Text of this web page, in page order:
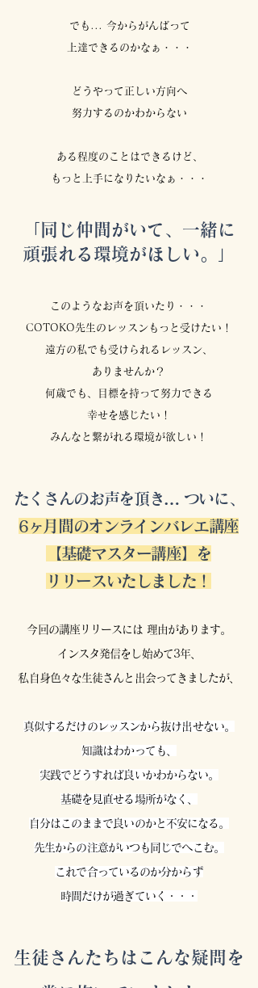
でも... 今からがんばって
上達できるのかなぁ・・・
どうやって正しい方向へ
努力するのかわからない
ある程度のことはできるけど、
もっと上手になりたいなぁ・・・
「同じ仲間がいて、一緒に
頑張れる環境がほしい。」
このようなお声を頂いたり・・・
COTOKO先生のレッスンもっと受けたい！
遠方の私でも受けられるレッスン、
ありませんか？
何歳でも、目標を持って努力できる
幸せを感じたい！
みんなと繋がれる環境が欲しい！
たくさんのお声を頂き… ついに、
6ヶ月間のオンラインバレエ講座
【基礎マスター講座】を
リリースいたしました！
今回の講座リリースには 理由があります。
インスタ発信をし始めて3年、
私自身色々な生徒さんと出会ってきましたが、
真似するだけのレッスンから抜け出せない。
知識はわかっても、
実践でどうすれば良いかわからない。
基礎を見直せる場所がなく、
自分はこのままで良いのかと不安になる。
先生からの注意がいつも同じでへこむ。
これで合っているのか分からず
時間だけが過ぎていく・・・
生徒さんたちはこんな疑問を